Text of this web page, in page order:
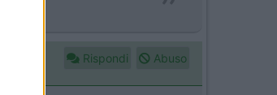
Rispondi Abuso